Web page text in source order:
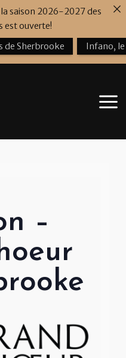
–
saison 2026-2027 des
est ouverte!
de Sherbrooke Infano,